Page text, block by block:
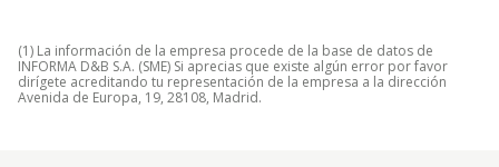
(1) La información de la empresa procede de la base de datos de
INFORMA D&B S.A. (SME) Si aprecias que existe algún error por favor
dirígete acreditando tu representación de la empresa a la dirección
Avenida de Europa, 19, 28108, Madrid.